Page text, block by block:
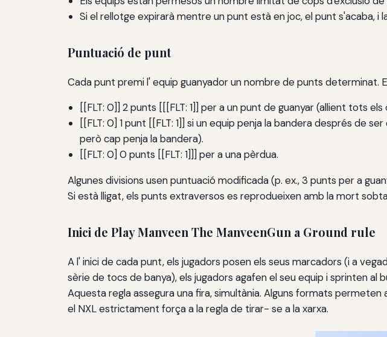
Si el rellotge expirarà mentre un punt està en joc, el punt s'acaba, i
Puntuació de punt
Cada punt premi l' equip guanyador un nombre de punts determinat.
[[FLT: 0]] 2 punts [[[FLT: 1]] per a un punt de guanyar (allient tots
[[FLT: 0] 1 punt [[FLT: 1]] si un equip penja la bandera després de
però cap penja la bandera).
[[FLT: 0] 0 punts [[FLT: 1]]] per a una pèrdua.
Algunes divisions usen puntuació modificada (p. ex., 3 punts per a
Si està lligat, els punts extraversos es reprodueixen amb la mort
Inici de Play Manveen The ManveenGun a Ground rule
A l' inici de cada punt, els jugadors posen els seus marcadors (i a
sèrie de tocs de banya), els jugadors agafen el seu equip i sprinten al
Aquesta regla assegura una fira, simultània. Alguns formats
el NXL estrictament força a la regla de tirar- se a la xarxa.